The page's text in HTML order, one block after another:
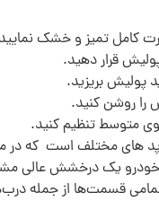
کامل تمیز و خشک
قرار دهید.
پولیش بریزید.
روشن کنید.
متوسط تنظیم کنید.
های مختلف است که در
یک درخشش عالی
تمامی قسمت‌ها از جمله